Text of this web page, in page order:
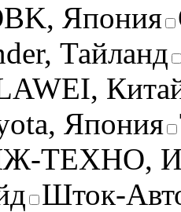
Япония
Тайланд
Япония
ТЕХНО,
Шток-